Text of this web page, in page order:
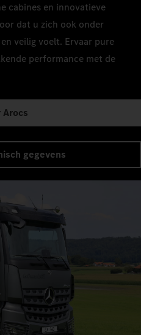
cabines en innovatieve
dat u zich ook onder
veilig voelt. Ervaar pure
performance met de
Arocs
gegevens